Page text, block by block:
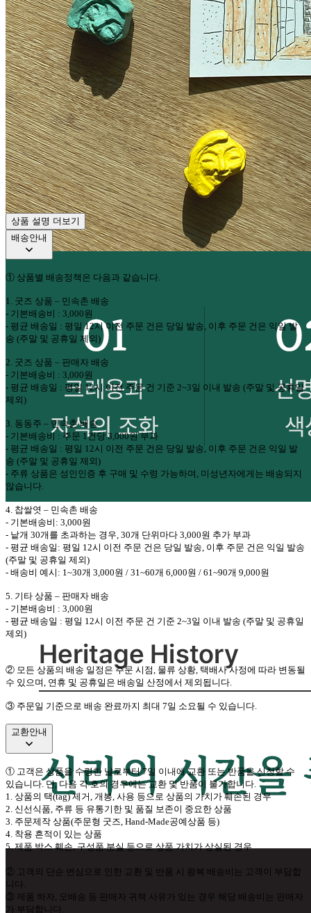
상품 설명 더보기
배송안내
① 상품별 배송정책은 다음과 같습니다
1. 굿즈 상품 – 민속촌 배송
- 기본배송비 : 3,000원
- 평균 배송일 : 평일 12시 이전 주문 건은 당일 발송 이후 주문 건은 익일 발
송 (주말 및 공휴일 제외 )
2. 굿즈 상품 – 판매자 배송
- 기본배송비 : 3,000원
- 평균 배송일 : 평일 12시 이전 주문 건 기준 2~3일 이내 발송 (주말 및 공휴일
제외 )
3. 동동주 – 민속촌배송
- 기본배송비 : 주문 1 건당3,000원 부과
- 평균 배송일 : 평일 12시 이전 주문 건은 당일 발송, 이후 주문 건은 익일 발
송 (주말 및 공휴일 제외 )
- 주류 상품은 성인인증 후 구매 및 수령 가능하며
미성년자에게는 배송되지
않습니다
4. 찹쌀엿 – 민속촌 배송
- 기본배송비 : 3,000원
- 낱개 30개를 초과하는 경우 , 30개 단위마다 3,000원 추가 부과
- 평균 배송일 : 평일 12시 이전 주문 건은 당일 발송 이후 주문 건은 익일 발송
(주말 및 공휴일 제외)
- 배송비 예시 : 1~30개 3,000원 / 31~60개 6,000원 / 61~90개 9,000원
5. 기타 상품 – 판매자 배송
- 기본배송비 : 3,000원
- 평균 배송일 : 평일 12시 이전 주문 건 기준 2~3일 이내 발송 (주말 및 공휴일
제외)
② 모든 상품의 배송 일정은 주문 시점 물류 상황 택배사 사정에 따라 변동될
수 있으며 연휴 및 공휴일은 배송일 산정에서 제외됩니다
③ 주문일 기준으로 배송 완료까지 최대 7일 소요될 수 있습니다.
교환안내
① 고객은 상품을 수령한 날로부터7일 이내에 교환 또는 반품을 신청할 수
있습니다. 단, 다음 각 호의 경우에는 교환 및 반품이 불가합니다
1. 상품의 택(tag)제거 개봉 사용 등으로 상품의 가치가 훼손된 경우
2. 신선식품 주류 등 유통기한 및 품질 보존이 중요한 상품
3. 주문제작 상품(주문형 굿즈 , Hand-Made공예상품 등)
4. 착용 흔적이 있는 상품
5.제품 박스 훼손,구성품 분실 등으로 상품 가치가 상실된 경우
② 고객의 단순 변심으로 인한 교환 및 반품 시 왕복 배송비는 고객이 부담합
니다
③ 제품 하자 오배송 등 판매자 귀책 사유가 있는 경우 해당 배송비는 판매자
가 부담합니다